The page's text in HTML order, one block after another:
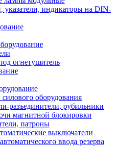
указатели, индикаторы на DIN-
огнетушитель
оборудования
разъединители, рубильники
магнитной блокировки
патроны
выключатели
ввода резерва